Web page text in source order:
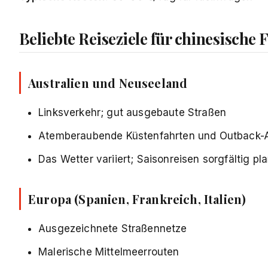
Beliebte Reiseziele für chinesische
Australien und Neuseeland
Linksverkehr; gut ausgebaute Straßen
Atemberaubende Küstenfahrten und Outback-
Das Wetter variiert; Saisonreisen sorgfältig
Europa (Spanien, Frankreich, Italien)
Ausgezeichnete Straßennetze
Malerische Mittelmeerrouten